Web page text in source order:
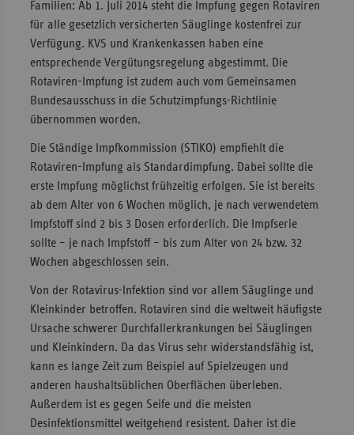
Familien: Ab 1. Juli 2014 steht die Impfung gegen Rotaviren
für alle gesetzlich versicherten Säuglinge kostenfrei zur
Verfügung. KVS und Krankenkassen haben eine
entsprechende Vergütungsregelung abgestimmt. Die
Rotaviren-Impfung ist zudem auch vom Gemeinsamen
Bundesausschuss in die Schutzimpfungs-Richtlinie
übernommen worden.
Die Ständige Impfkommission (STIKO) empfiehlt die
Rotaviren-Impfung als Standardimpfung. Dabei sollte die
erste Impfung möglichst frühzeitig erfolgen. Sie ist bereits
ab dem Alter von 6 Wochen möglich, je nach verwendetem
Impfstoff sind 2 bis 3 Dosen erforderlich. Die Impfserie
sollte – je nach Impfstoff – bis zum Alter von 24 bzw. 32
Wochen abgeschlossen sein.
Von der Rotavirus-Infektion sind vor allem Säuglinge und
Kleinkinder betroffen. Rotaviren sind die weltweit häufigste
Ursache schwerer Durchfallerkrankungen bei Säuglingen
und Kleinkindern. Da das Virus sehr widerstandsfähig ist,
kann es lange Zeit zum Beispiel auf Spielzeugen und
anderen haushaltsüblichen Oberflächen überleben.
Außerdem ist es gegen Seife und die meisten
Desinfektionsmittel weitgehend resistent. Daher ist die